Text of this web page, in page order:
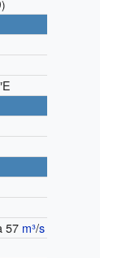
57 m³/s